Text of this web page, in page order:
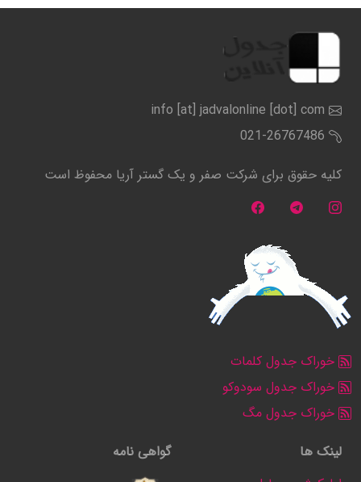
info [at] jadvalonline [dot] com
021-26767486
کلیه حقوق برای شرکت صفر و یک گستر آریا محفوظ است
خوراک جدول کلمات
خوراک جدول سودوکو
خوراک جدول مگ
لینک ها
گواهی نامه